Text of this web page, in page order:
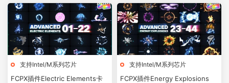
支持Intel/M系列芯片
FCPX插件Electric Elements卡
支持Intel/M系列芯片
FCPX插件Energy Explosions